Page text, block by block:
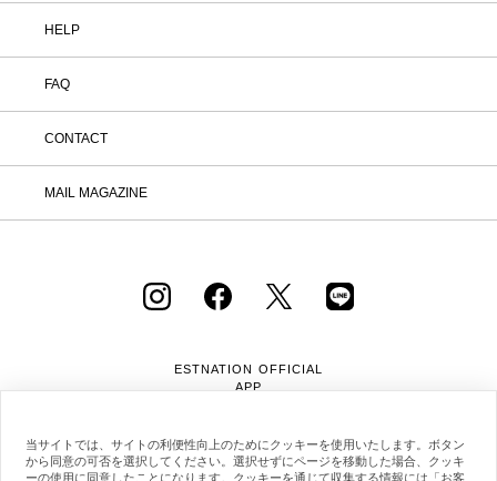
HELP
FAQ
CONTACT
MAIL MAGAZINE
ESTNATION OFFICIAL
APP
当サイトでは、サイトの利便性向上のためにクッキーを使用いたします。ボタン
から同意の可否を選択してください。選択せずにページを移動した場合、クッキ
ーの使用に同意したことになります。クッキーを通じて収集する情報には「お客